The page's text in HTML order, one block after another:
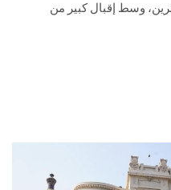
وسط إقبال كبير من